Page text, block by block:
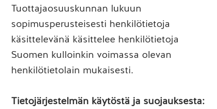
Tuottajaosuuskunnan lukuun
sopimusperusteisesti henkilötietoja
käsittelevänä käsittelee henkilötietoja
Suomen kulloinkin voimassa olevan
henkilötietolain mukaisesti.
Tietojärjestelmän käytöstä ja suojauksesta: